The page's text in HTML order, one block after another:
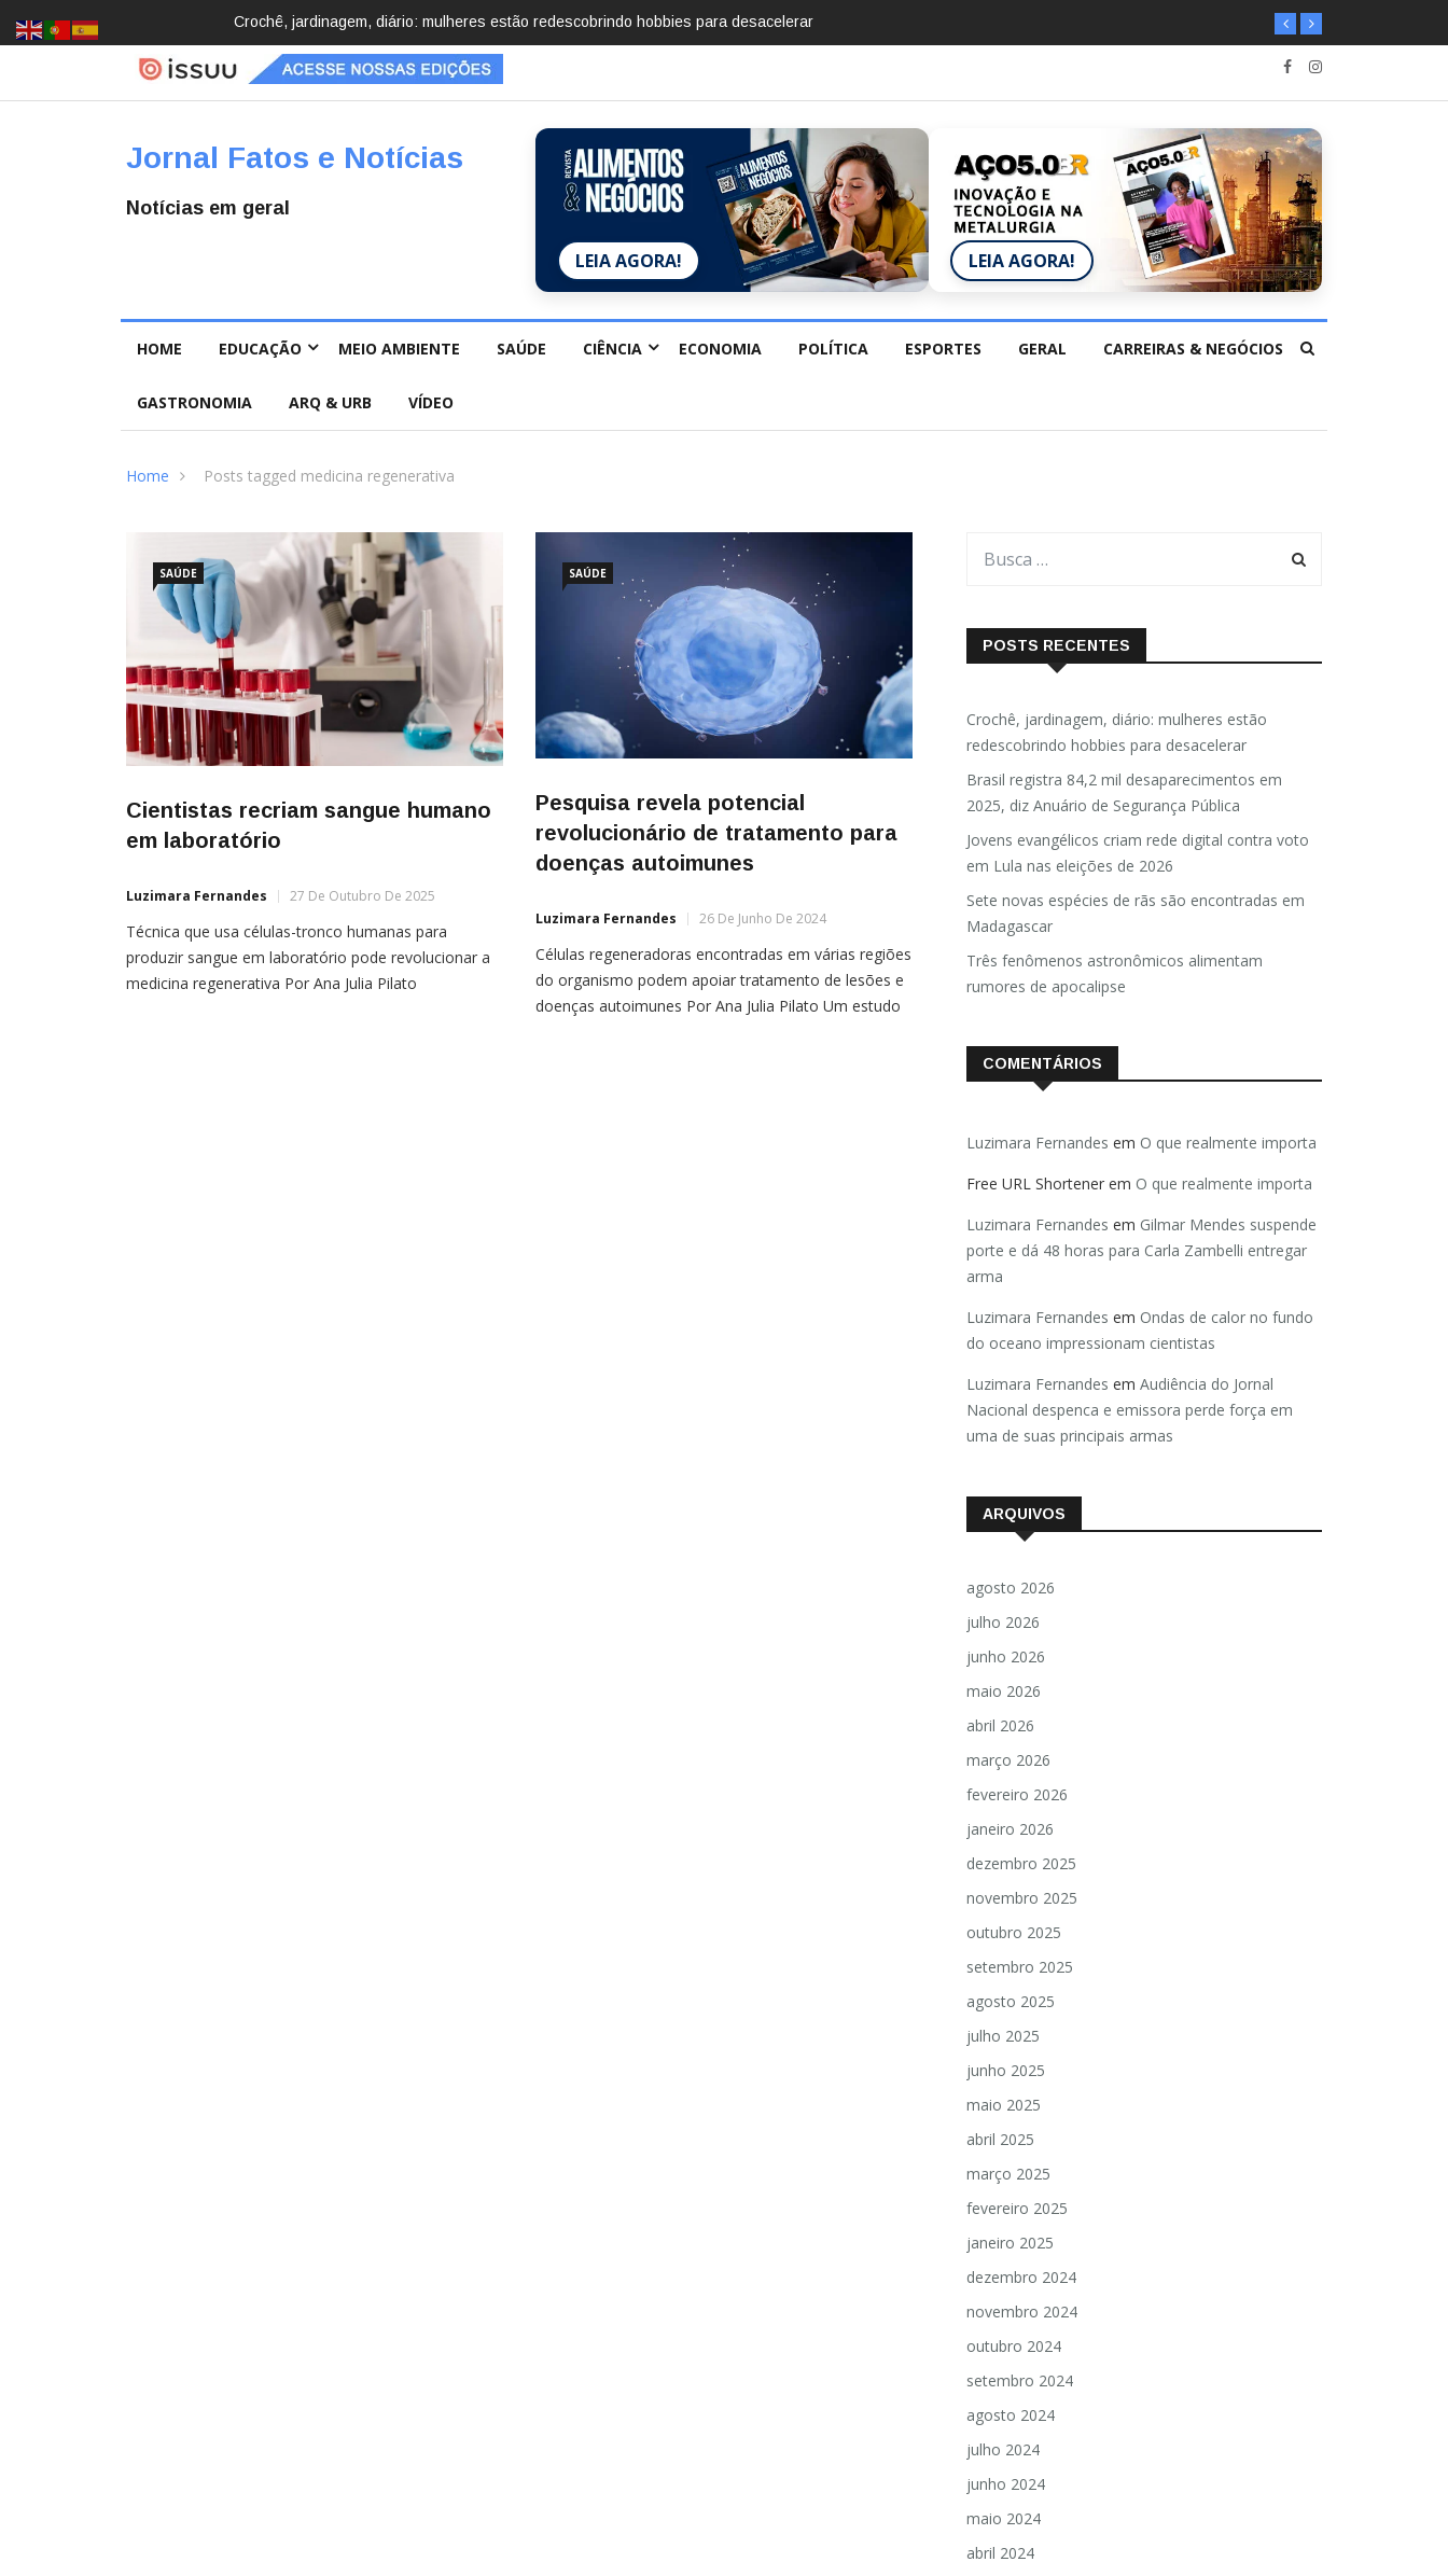
Brasil registra 84,2 mil desaparecimentos em 2025, diz Anuário de Segurança Pública
Jornal Fatos e Notícias
Notícias em geral
LEIA AGORA! LEIA AGORA!
HOME EDUCAÇÃO MEIO AMBIENTE SAÚDE CIÊNCIA ECONOMIA POLÍTICA ESPORTES GERAL CARREIRAS & NEGÓCIOS
GASTRONOMIA ARQ & URB VÍDEO
Home Posts tagged medicina regenerativa
SAÚDE
Cientistas recriam sangue humano
em laboratório
Luzimara Fernandes 27 De Outubro De 2025
Técnica que usa células-tronco humanas para
produzir sangue em laboratório pode revolucionar a
medicina regenerativa Por Ana Julia Pilato
SAÚDE
Pesquisa revela potencial
revolucionário de tratamento para
doenças autoimunes
Luzimara Fernandes 26 De Junho De 2024
Células regeneradoras encontradas em várias regiões
do organismo podem apoiar tratamento de lesões e
doenças autoimunes Por Ana Julia Pilato Um estudo
POSTS RECENTES
Crochê, jardinagem, diário: mulheres estão
redescobrindo hobbies para desacelerar
Brasil registra 84,2 mil desaparecimentos em
2025, diz Anuário de Segurança Pública
Jovens evangélicos criam rede digital contra voto
em Lula nas eleições de 2026
Sete novas espécies de rãs são encontradas em
Madagascar
Três fenômenos astronômicos alimentam
rumores de apocalipse
COMENTÁRIOS
Luzimara Fernandes em O que realmente importa
Free URL Shortener em O que realmente importa
Luzimara Fernandes em Gilmar Mendes suspende
porte e dá 48 horas para Carla Zambelli entregar
arma
Luzimara Fernandes em Ondas de calor no fundo
do oceano impressionam cientistas
Luzimara Fernandes em Audiência do Jornal
Nacional despenca e emissora perde força em
uma de suas principais armas
ARQUIVOS
agosto 2026
julho 2026
junho 2026
maio 2026
abril 2026
março 2026
fevereiro 2026
janeiro 2026
dezembro 2025
novembro 2025
outubro 2025
setembro 2025
agosto 2025
julho 2025
junho 2025
maio 2025
abril 2025
março 2025
fevereiro 2025
janeiro 2025
dezembro 2024
novembro 2024
outubro 2024
setembro 2024
agosto 2024
julho 2024
junho 2024
maio 2024
abril 2024